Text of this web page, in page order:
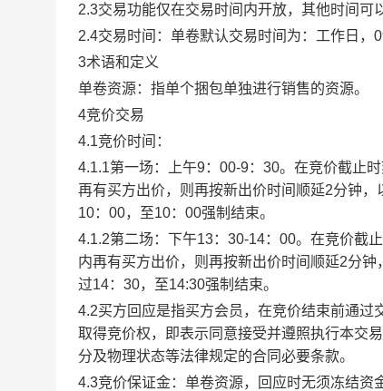
2.3交易功能仅在交易时间内开放，其他时间可
2.4交易时间：单卷默认交易时间为：工作日，
3术语和定义
单卷资源：指单个捆包单独进行销售的资源。
4竞价交易
4.1竞价时间：
4.1.1第一场：上午9：00-9：30。在竞价截止
再有买方出价，则再按新出价时间顺延2分钟
10：00，至10：00强制结束。
4.1.2第二场：下午13：30-14：00。在竞价截
内再有买方出价，则再按新出价时间顺延2分
过14：30，至14:30强制结束。
4.2买方回应是指买方会员，在竞价结束前通过
取得竞价权，即表示同意接受并遵照执行本交
分及物理状态等法律规定的合同必要条款。
4.3竞价保证金：单卷资源，回应时无须冻结资